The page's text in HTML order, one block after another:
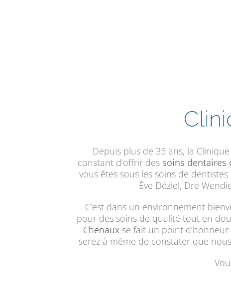
Depuis plus de 35 ans, la
constant d’offrir dessoins dentaires
vous êtes sous les soins de
Ève Déziel, Dre
C’est dans un environnement
pour des soins de qualité tout en
Chenaux se fait un point
serez à même de constater que